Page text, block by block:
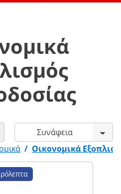
/ Οικονομικά